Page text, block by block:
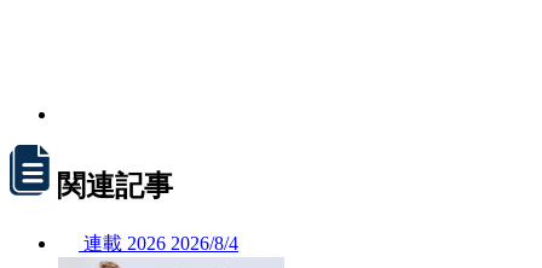
関連記事
連載 2026 2026/8/4